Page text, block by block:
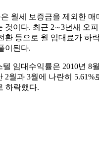
월세 보증금을 제외한 매
것이다. 최근 2∼3년새 오
환 등으로 월 임대료가 하
이된다.
임대수익률은 2010년 8
2월과 3월에 나란히 5.61%
하락했다.